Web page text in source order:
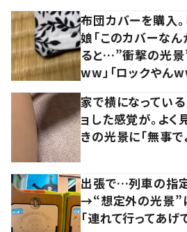
布団カバーを購入
娘「このカバーなん
ると…”衝撃の光景
ww」「ロックやん
家で横になってい
ョした感覚が。よく
きの光景に「無事で
出張で…列車の指
→“想定外の光景”に
「連れて行ってあげ